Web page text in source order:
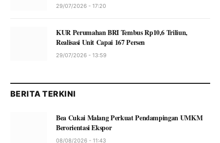
29/07/2026 - 17:20
KUR Perumahan BRI Tembus Rp10,6 Triliun,
Realisasi Unit Capai 167 Persen
29/07/2026 - 13:59
BERITA TERKINI
Bea Cukai Malang Perkuat Pendampingan UMKM
Berorientasi Ekspor
08/08/2026 - 11:43